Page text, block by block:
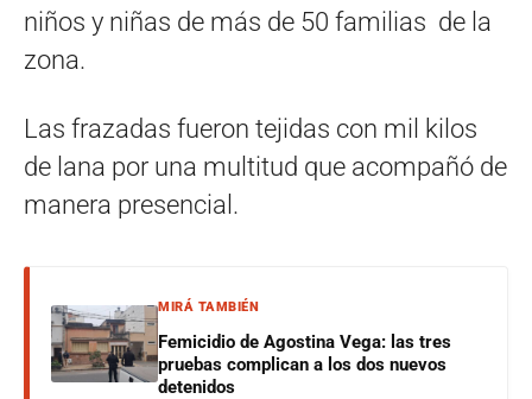
niños y niñas de más de 50 familias de la
zona.
Las frazadas fueron tejidas con mil kilos
de lana por una multitud que acompañó de
manera presencial.
MIRÁ TAMBIÉN
Femicidio de Agostina Vega: las tres
pruebas complican a los dos nuevos
detenidos